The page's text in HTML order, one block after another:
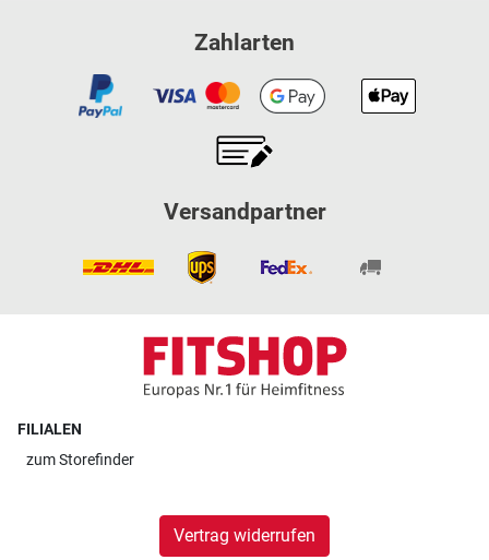
Zahlarten
Versandpartner
FILIALEN
zumStorefinder
Vertrag widerrufen